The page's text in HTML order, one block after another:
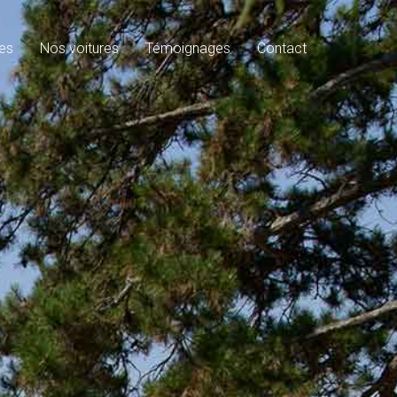
Nos voitures Témoignages Contact